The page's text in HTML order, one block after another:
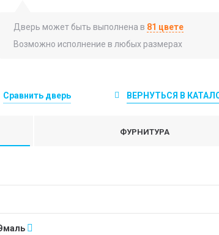
Дверь может быть выполнена в 81 цвете
Возможно исполнение в любых размерах
Сравнить дверь ВЕРНУТЬСЯ В
ФУРНИТУРА